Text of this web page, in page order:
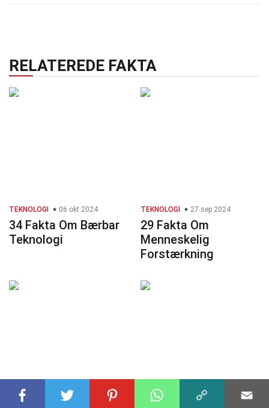
RELATEREDE FAKTA
TEKNOLOGI 06 okt 2024
34 Fakta Om Bærbar
Teknologi
TEKNOLOGI 27 sep 2024
29 Fakta Om
Menneskelig
Forstærkning
GEOGRAFI 02 nov 2024 BIOLOGI 06 jan 2025